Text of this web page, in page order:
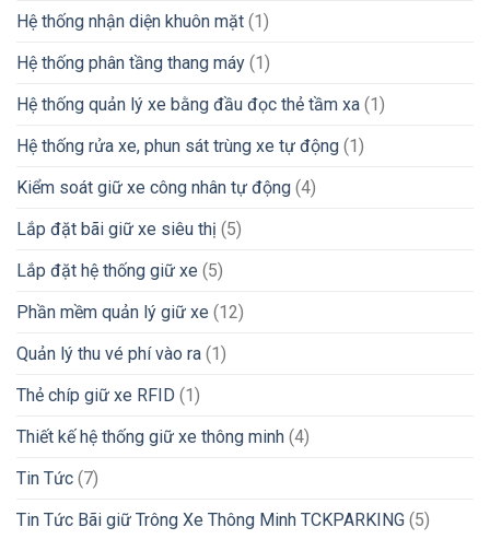
Hệ thống nhận diện khuôn mặt (1)
Hệ thống phân tầng thang máy (1)
Hệ thống quản lý xe bằng đầu đọc thẻ tầm xa (1)
Hệ thống rửa xe, phun sát trùng xe tự động (1)
Kiểm soát giữ xe công nhân tự động (4)
Lắp đặt bãi giữ xe siêu thị (5)
Lắp đặt hệ thống giữ xe (5)
Phần mềm quản lý giữ xe (12)
Quản lý thu vé phí vào ra (1)
Thẻ chíp giữ xe RFID (1)
Thiết kế hệ thống giữ xe thông minh (4)
Tin Tức (7)
Tin Tức Bãi giữ Trông Xe Thông Minh TCKPARKING (5)